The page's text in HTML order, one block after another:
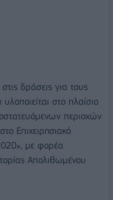
δράσεις για τους
στο πλαίσιο
περιοχών
Επιχειρησιακό
με φορέα
Απολιθωμένου